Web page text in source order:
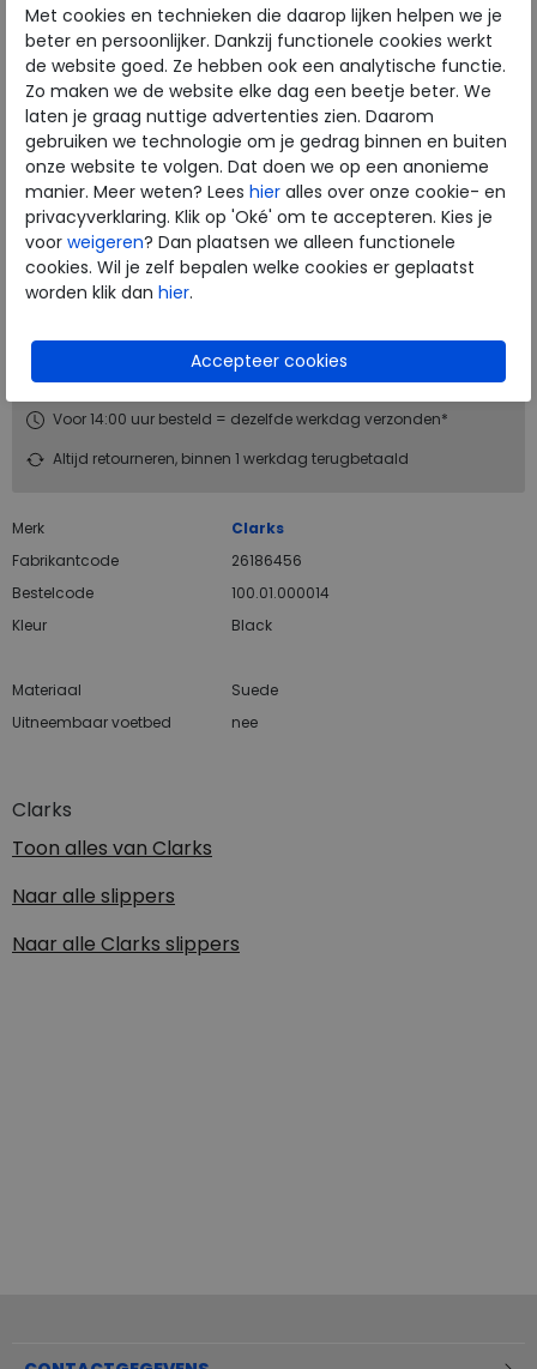
Clarks
Toon alles van Clarks
Naar alle slippers
Naar alle Clarks slippers
PLAATS IN WINKELMAND
SELECTEER EERST UW MAAT
Onze winkelvoorraad
Maat 7 7,5 8 8,5 9 9+ 10
Meijerink Heemskerk
HEEMSKERK
Meijerink Hoorn
HOORN
Hulp nodig? bel:0229 760 760
Gratis verzending binnen Nederland*
Voor 14:00 uur besteld = dezelfde werkdag verzonden*
Altijd retourneren, binnen 1 werkdag terugbetaald
Merk
Clarks
Fabrikantcode
26186456
Bestelcode
100.01.000014
Kleur
Black
Materiaal
Suede
Uitneembaar voetbed
nee
Met cookies en technieken die daarop lijken helpen we je
beter en persoonlijker. Dankzij functionele cookies werkt
de website goed. Ze hebben ook een analytische functie.
Zo maken we de website elke dag een beetje beter. We
laten je graag nuttige advertenties zien. Daarom
gebruiken we technologie om je gedrag binnen en buiten
onze website te volgen. Dat doen we op een anonieme
manier. Meer weten? Lees hier alles over onze cookie- en
privacyverklaring. Klik op 'Oké' om te accepteren. Kies je
voor weigeren? Dan plaatsen we alleen functionele
cookies. Wil je zelf bepalen welke cookies er geplaatst
worden klik dan hier.